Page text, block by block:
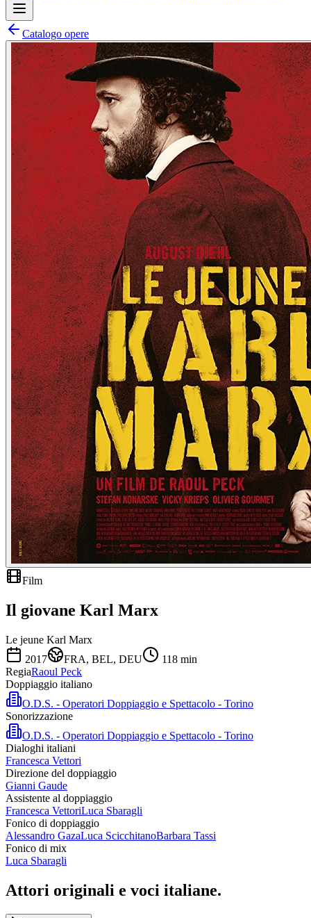
Catalogo opere
Film
Il giovane Karl Marx
Le jeune Karl Marx
2017
FRA, BEL, DEU 118 min
RegiaRaoul Peck
Doppiaggio italiano
O.D.S. - Operatori Doppiaggio e Spettacolo - Torino
Sonorizzazione
O.D.S. - Operatori Doppiaggio e Spettacolo - Torino
Dialoghi italiani
Francesca Vettori
Direzione del doppiaggio
Gianni Gaude
Assistente al doppiaggio
Francesca VettoriLuca Sbaragli
Fonico di doppiaggio
Alessandro GazaLuca ScicchitanoBarbara Tassi
Fonico di mix
Luca Sbaragli
Attori originali e voci italiane.